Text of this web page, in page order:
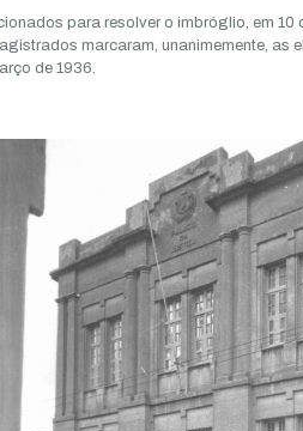
para resolver o imbróglio, em 10
marcaram, unanimemente, as
de 1936.